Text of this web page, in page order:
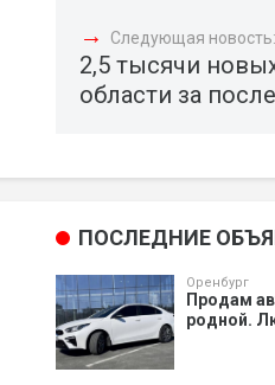
→ Следующая новость:
2,5 тысячи
области за
ПОСЛЕДНИЕ
Оренбург
Продам
родной.